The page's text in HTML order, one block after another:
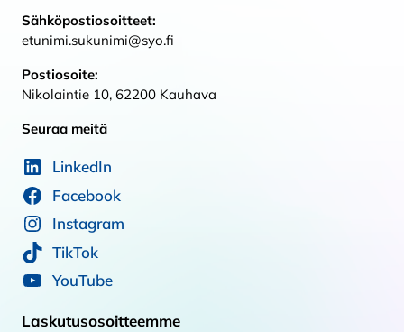
Sähköpostiosoitteet:
etunimi.sukunimi@syo.fi
Postiosoite:
Nikolaintie 10, 62200 Kauhava
Seuraa meitä
LinkedIn
Facebook
Instagram
TikTok
YouTube
Laskutusosoitteemme